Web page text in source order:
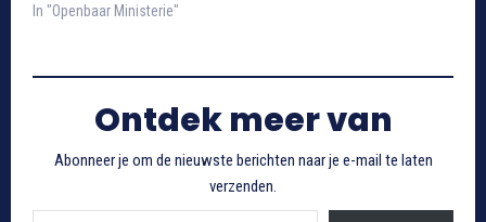
In "Openbaar Ministerie"
Ontdek meer van
Abonneer je om de nieuwste berichten naar je e-mail te laten
verzenden.
Typ je e-mail...